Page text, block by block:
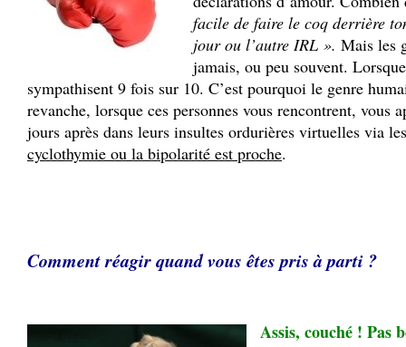
facile de faire le coq derrière
jour ou l’autre IRL ». Mais les
jamais, ou peu souvent.
sympathisent 9 fois sur 10. C’est pourquoi le genre
revanche, lorsque ces personnes vous rencontrent, vous
jours après dans leurs insultes ordurières virtuelles via
cyclothymie ou la bipolarité est proche.
Comment réagir quand vous êtes pris à parti ?
Assis, couché ! Pas